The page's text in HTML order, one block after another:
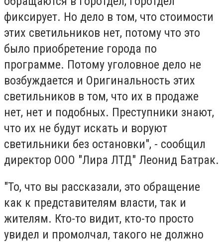
фиксирует. Но дело в том, что стоимости
этих светильников нет, потому что это
было приобретение города по
программе. Потому уголовное дело не
возбуждается и Оригинальность этих
светильников в том, что их в продаже
нет, нет и подобных. Преступники знают,
что их не будут искать и воруют
светильники без остановки", - сообщил
директор ООО "Лира ЛТД" Леонид Батрак.
"То, что вы рассказали, это обращение
как к представителям власти, так и
жителям. Кто-то видит, кто-то просто
увидел и промолчал, такого не должно